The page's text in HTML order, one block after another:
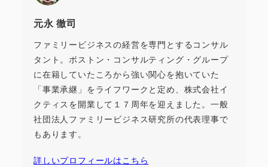
元永 徹司
ファミリービジネスの経営を専門とするコンサル
タント。ボストン・コンサルティング・グループ
に在籍していたころから強い関心を抱いていた
「事業承継」をライフワークと定め、株式会社イ
クティスを開業して１７周年を迎えました。一般
社団法人ファミリービジネス研究所の代表理事で
もあります。
詳しいプロフィールはこちら